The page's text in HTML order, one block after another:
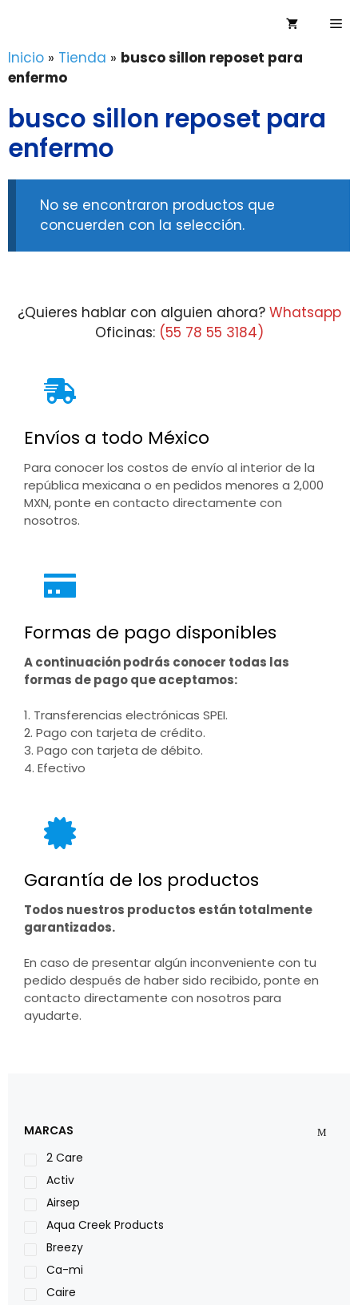
contenido
Inicio » Tienda » busco sillon reposet para
enfermo
busco sillon reposet para
enfermo
No se encontraron productos que
concuerden con la selección.
¿Quieres hablar con alguien ahora? Whatsapp
Oficinas: (55 78 55 3184)
Envíos a todo México
Para conocer los costos de envío al interior de la
república mexicana o en pedidos menores a 2,000
MXN, ponte en contacto directamente con
nosotros.
Formas de pago disponibles
A continuación podrás conocer todas las
formas de pago que aceptamos:
1. Transferencias electrónicas SPEI.
2. Pago con tarjeta de crédito.
3. Pago con tarjeta de débito.
4. Efectivo
Garantía de los productos
Todos nuestros productos están totalmente
garantizados.
En caso de presentar algún inconveniente con tu
pedido después de haber sido recibido, ponte en
contacto directamente con nosotros para
ayudarte.
MARCAS
2 Care
Activ
Airsep
Aqua Creek Products
Breezy
Ca-mi
Caire